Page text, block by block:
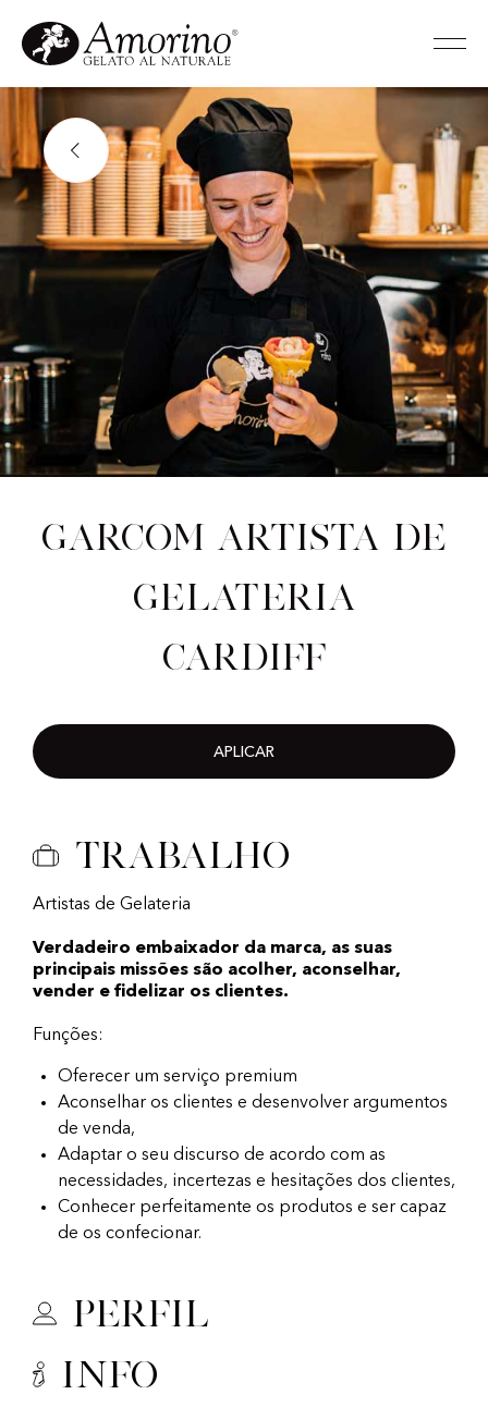
Garcom artista de
gelateria
Cardiff
APLICAR
Trabalho
Artistas de Gelateria
Verdadeiro embaixador da marca, as suas
principais missões são acolher, aconselhar,
vender e fidelizar os clientes.
Funções:
Oferecer um serviço premium
Aconselhar os clientes e desenvolver argumentos
de venda,
Adaptar o seu discurso de acordo com as
necessidades, incertezas e hesitações dos clientes,
Conhecer perfeitamente os produtos e ser capaz
de os confecionar.
Perfil
Info